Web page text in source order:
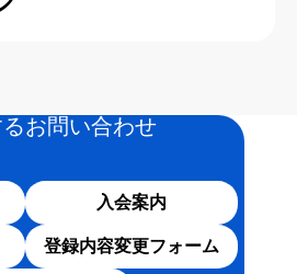
お問い合わせ
入会案内
登録内容変更フォーム